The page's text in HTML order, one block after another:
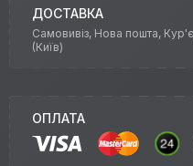
ДОСТАВКА
Самовивіз, Нова пошта,
(Київ)
ОПЛАТА